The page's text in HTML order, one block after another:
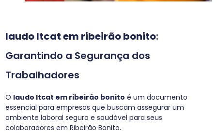
laudo ltcat em ribeirão bonito:
Garantindo a Segurança dos
Trabalhadores
O laudo ltcat em ribeirão bonito é um documento
essencial para empresas que buscam assegurar um
ambiente laboral seguro e saudável para seus
colaboradores em Ribeirão Bonito.